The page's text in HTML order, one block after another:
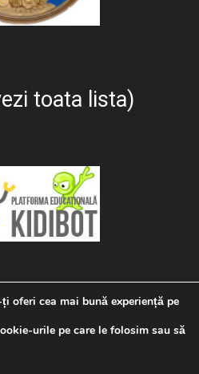
toata lista)
Asociatia Science&Technology
Contact și publicitate
de presa
oferi cea mai bună experiență pe
urile pe care le folosim sau să